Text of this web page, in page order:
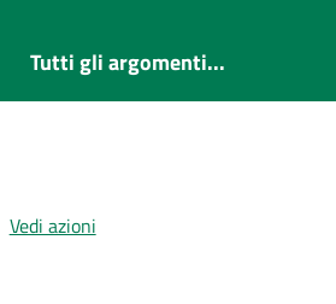
Tutti gli argomenti...
Vedi azioni